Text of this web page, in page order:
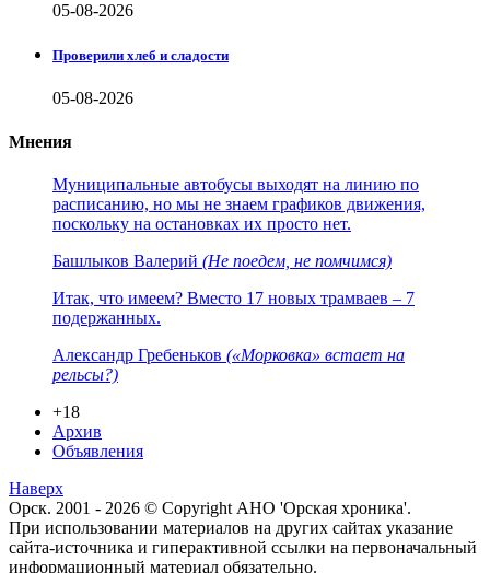
05-08-2026
Проверили хлеб и сладости
05-08-2026
Мнения
Муниципальные автобусы выходят на линию по
расписанию, но мы не знаем графиков движения,
поскольку на остановках их просто нет.
Башлыков Валерий (Не поедем, не помчимся)
Итак, что имеем? Вместо 17 новых трамваев – 7
подержанных.
Александр Гребеньков («Морковка» встает на
рельсы?)
+18
Архив
Объявления
Наверх
Орск. 2001 - 2026 © Copyright АНО 'Орская хроника'.
При использовании материалов на других сайтах указание
сайта-источника и гиперактивной ссылки на первоначальный
информационный материал обязательно.